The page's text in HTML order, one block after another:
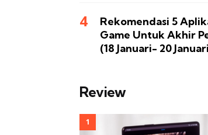
Rekomendasi 5
Game Untuk Akhir
(18 Januari- 20
Review